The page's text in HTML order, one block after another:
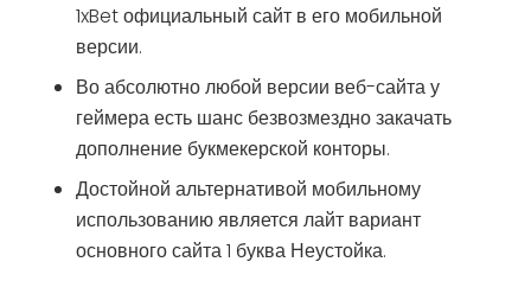
1xBet официальный сайт в его мобильной
версии.
Во абсолютно любой версии веб-сайта у
геймера есть шанс безвозмездно закачать
дополнение букмекерской конторы.
Достойной альтернативой мобильному
использованию является лайт вариант
основного сайта 1 буква Неустойка.